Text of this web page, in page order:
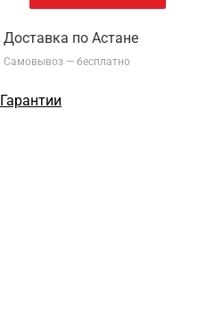
Доставка по Астане
Самовывоз — бесплатно
Гарантии